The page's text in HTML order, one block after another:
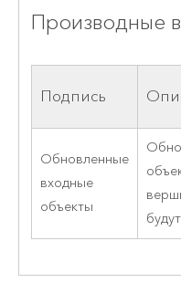
Производные
Подпись
Обновленные
входные
объекты